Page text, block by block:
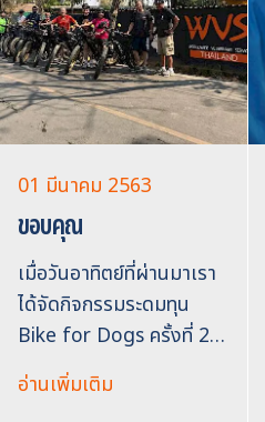
01 มีนาคม 2563
ขอบคุณ
เมื่อวันอาทิตย์ที่ผ่านมาเรา
ได้จัดกิจกรรมระดมทุน
Bike for Dogs ครั้งที่ 2…
อ่านเพิ่มเติม